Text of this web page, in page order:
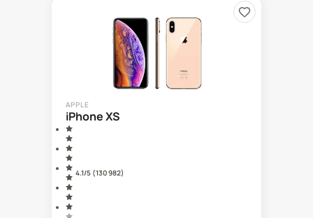
APPLE
iPhone XS
4.1/5 (130 982)